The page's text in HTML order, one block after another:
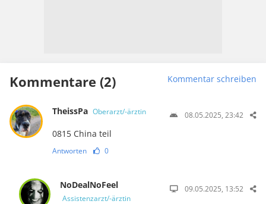
Kommentare (2) Kommentar schreiben
TheissPa Oberarzt/-ärztin 08.05.2025, 23:42
0815 China teil
Antworten 0
NoDealNoFeel
Assistenzarzt/-ärztin
09.05.2025, 13:52